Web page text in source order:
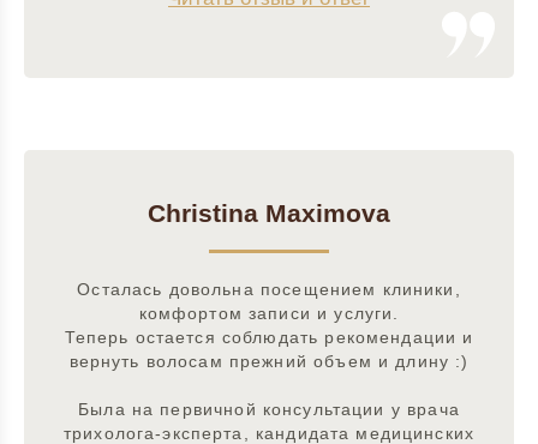
Christina Maximova
Осталась довольна посещением клиники,
комфортом записи и услуги.
Теперь остается соблюдать рекомендации и
вернуть волосам прежний объем и длину :)
Была на первичной консультации у врача
трихолога-эксперта, кандидата медицинских